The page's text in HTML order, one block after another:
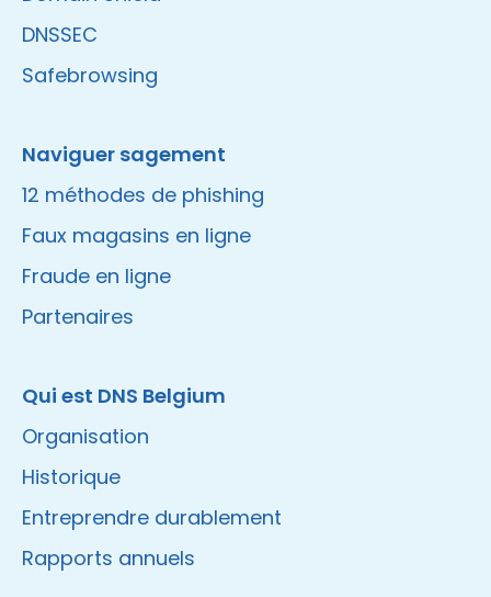
DNSSEC
Safebrowsing
Naviguer sagement
12 méthodes de phishing
Faux magasins en ligne
Fraude en ligne
Partenaires
Qui est DNS Belgium
Organisation
Historique
Entreprendre durablement
Rapports annuels